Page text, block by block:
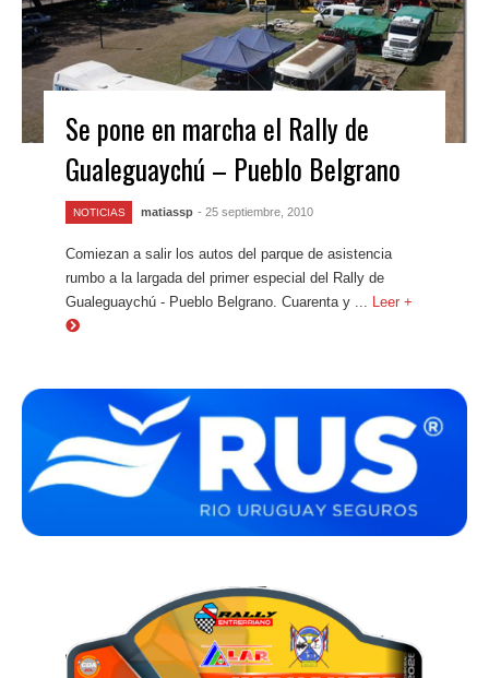
Se pone en marcha el Rally de
Gualeguaychú – Pueblo Belgrano
NOTICIAS matiassp - 25 septiembre, 2010
Comiezan a salir los autos del parque de asistencia
rumbo a la largada del primer especial del Rally de
Gualeguaychú - Pueblo Belgrano. Cuarenta y ...
Leer +